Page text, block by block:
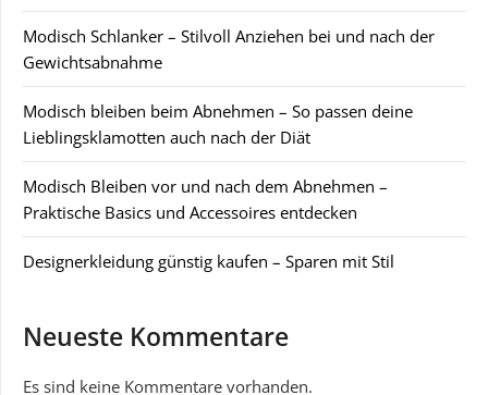
Modisch Schlanker – Stilvoll Anziehen bei und nach der
Gewichtsabnahme
Modisch bleiben beim Abnehmen – So passen deine
Lieblingsklamotten auch nach der Diät
Modisch Bleiben vor und nach dem Abnehmen –
Praktische Basics und Accessoires entdecken
Designerkleidung günstig kaufen – Sparen mit Stil
Neueste Kommentare
Es sind keine Kommentare vorhanden.